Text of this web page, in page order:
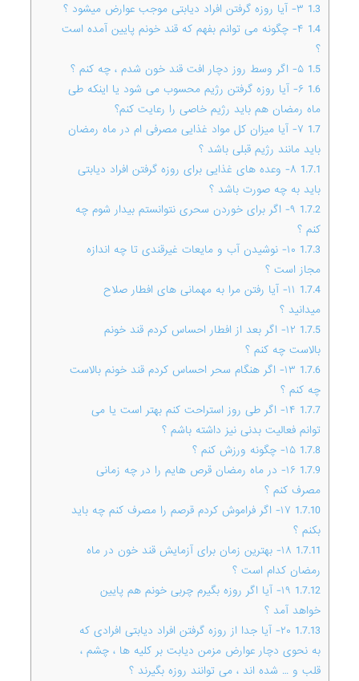
1.3
1.4
۴- چگونه می توانم بفهم که قند خونم پایین آمده است
؟
1.5 ۵- اگر وسط روز دچار افت قند خون شدم ، چه کنم ؟
1.6
۶- آیا روزه گرفتن رژیم محسوب می شود یا اینکه طی
ماه رمضان هم باید رژیم خاصی را رعایت کنم؟
1.7
۷- آیا میزان کل مواد غذایی مصرفی ام در ماه رمضان
باید مانند رژیم قبلی باشد ؟
1.7.1
۸- وعده های غذایی برای روزه گرفتن افراد دیابتی
باید به چه صورت باشد ؟
1.7.2
۹- اگر برای خوردن سحری نتوانستم بیدار شوم چه
کنم ؟
1.7.3
۱۰- نوشیدن آب و مایعات غیرقندی تا چه اندازه
مجاز است ؟
1.7.4
۱۱- آیا رفتن مرا به مهمانی های افطار صلاح
میدانید ؟
1.7.5
۱۲- اگر بعد از افطار احساس کردم قند خونم
بالاست چه کنم ؟
1.7.6
۱۳- اگر هنگام سحر احساس کردم قند خونم بالاست
چه کنم ؟
1.7.7
۱۴- اگر طی روز استراحت کنم بهتر است یا می
توانم فعالیت بدنی نیز داشته باشم ؟
1.7.8 ۱۵- چگونه ورزش کنم ؟
1.7.9
۱۶- در ماه رمضان قرص هایم را در چه زمانی
مصرف کنم ؟
1.7.10
۱۷- اگر فراموش کردم قرصم را مصرف کنم چه باید
بکنم ؟
1.7.11
۱۸- بهترین زمان برای آزمایش قند خون در ماه
رمضان کدام است ؟
1.7.12
۱۹- آیا اگر روزه بگیرم چربی خونم هم پایین
خواهد آمد ؟
1.7.13
۲۰- آیا جدا از روزه گرفتن افراد دیابتی افرادی که
به نحوی دچار عوارض مزمن دیابت بر کلیه ها ، چشم ،
قلب و … شده اند ، می توانند روزه بگیرند ؟